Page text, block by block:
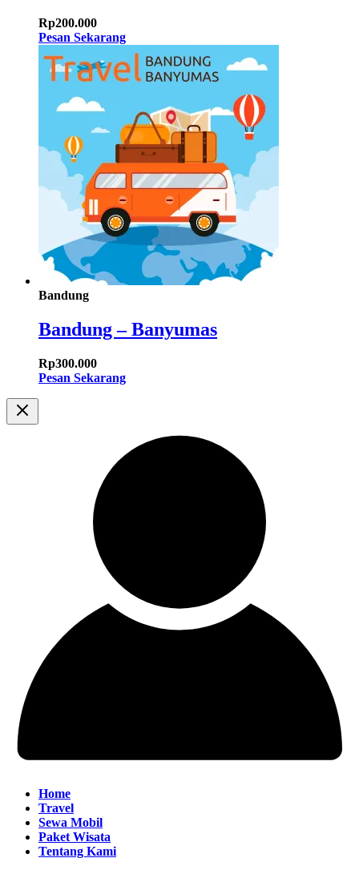
Rp200.000
Pesan Sekarang
Bandung
Bandung – Banyumas
Rp300.000
Pesan Sekarang
Home
Travel
Sewa Mobil
Paket Wisata
Tentang Kami